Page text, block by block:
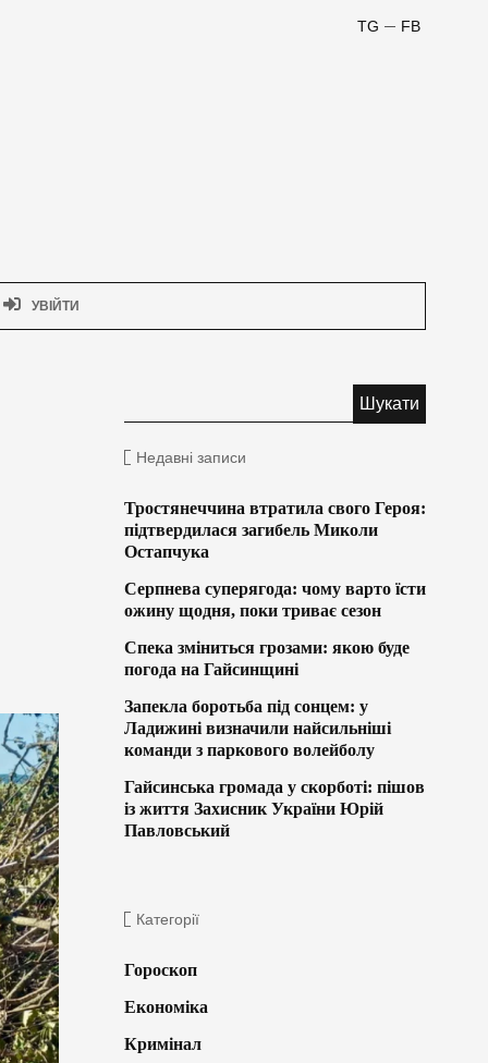
FB
TG
УВІЙТИ
Недавні записи
Тростянеччина втратила свого Героя:
підтвердилася загибель Миколи
Остапчука
Серпнева суперягода: чому варто їсти
ожину щодня, поки триває сезон
Спека зміниться грозами: якою буде
погода на Гайсинщині
Запекла боротьба під сонцем: у
Ладижині визначили найсильніші
команди з паркового волейболу
Гайсинська громада у скорботі: пішов
із життя Захисник України Юрій
Павловський
Категорії
Гороскоп
Економіка
Кримінал